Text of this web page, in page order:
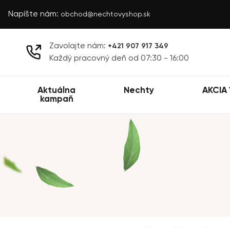
Napíšte nám: obchod@nechtovyshop.sk
Zavolajte nám: +421 907 917 349
Každý pracovný deň od 07:30 - 16:00
Aktuálna
kampaň
Nechty AKCIA